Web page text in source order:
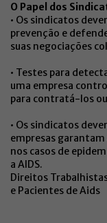
O Papel dos
• Os sindicatos
prevenção e
suas negociações
• Testes para
uma empresa
para contratá-los
• Os sindicatos
empresas
nos casos de
a AIDS.
Direitos
e Pacientes de Aids